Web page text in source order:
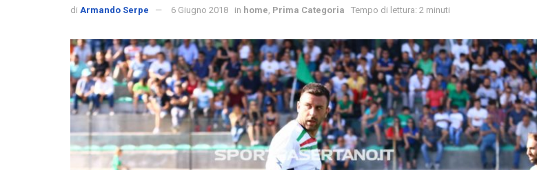
di Armando Serpe 6 Giugno 2018 in home Prima Categoria Tempo di lettura: 2 minuti